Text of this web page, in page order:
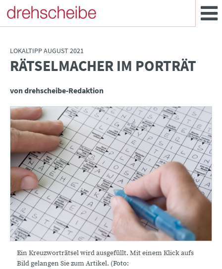
LOKALTIPP AUGUST 2021
:RÄTSELMACHER IM PORTRÄT
von drehscheibe-Redaktion
Ein Kreuzworträtsel wird ausgefüllt. Mit einem Klick aufs
Bild gelangen Sie zum Artikel. (Foto: